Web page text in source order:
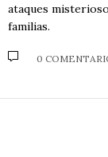
ataques
familias.
0